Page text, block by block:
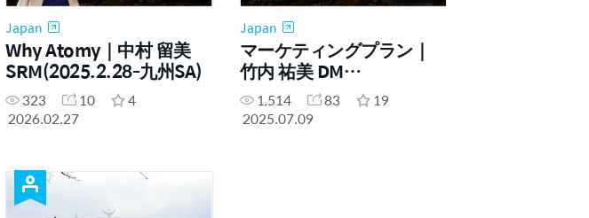
Japan
Why Atomy｜中村 留美
SRM(2025.2.28-九州SA)
323 10
4
2026.02.27
Japan
マーケティングプラン｜
竹内 祐美 DM
(2025.02.28-九州SA)
1,514 83
19
2025.07.09